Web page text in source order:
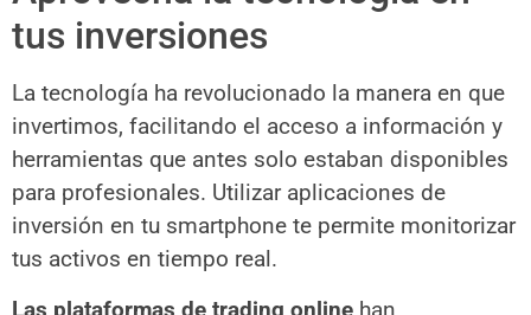
tus inversiones
La tecnología ha revolucionado la manera en que
invertimos, facilitando el acceso a información y
herramientas que antes solo estaban disponibles
para profesionales. Utilizar aplicaciones de
inversión en tu smartphone te permite monitorizar
tus activos en tiempo real.
Las plataformas de trading online han